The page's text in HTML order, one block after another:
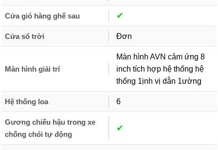
Cửa gió hàng ghế sau ✔︎
Cửa sổ trời Đơn
Màn hình giải trí
Màn hình AVN cảm ứng 8
inch tích hợp hệ thống hệ
thống 1ịnh vị dẫn 1ường
Hệ thống loa 6
Gương chiếu hậu trong xe
chống chói tự động
✔︎